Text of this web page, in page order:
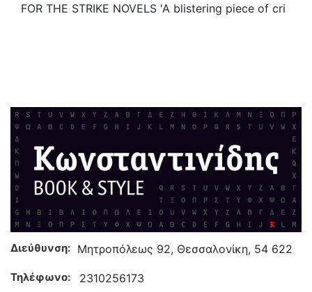
FOR THE STRIKE NOVELS 'A blistering piece of cri
Διεύθυνση: Μητροπόλεως 92, Θεσσαλονίκη, 54 622
Τηλέφωνο: 2310256173